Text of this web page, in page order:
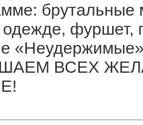
одежде, фуршет,
ВСЕХ